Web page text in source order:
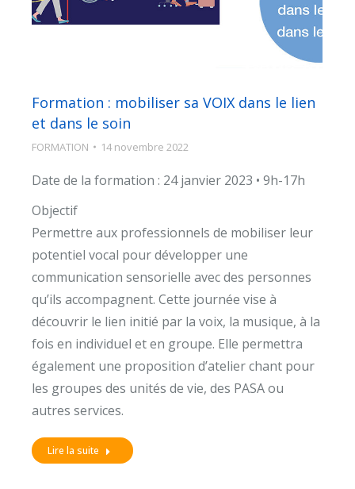
Formation : mobiliser sa VOIX dans le lien
et dans le soin
FORMATION 14 novembre 2022
Date de la formation : 24 janvier 2023 • 9h-17h
Objectif
Permettre aux professionnels de mobiliser leur
potentiel vocal pour développer une
communication sensorielle avec des personnes
qu’ils accompagnent. Cette journée vise à
découvrir le lien initié par la voix, la musique, à la
fois en individuel et en groupe. Elle permettra
également une proposition d’atelier chant pour
les groupes des unités de vie, des PASA ou
autres services.
Lire la suite